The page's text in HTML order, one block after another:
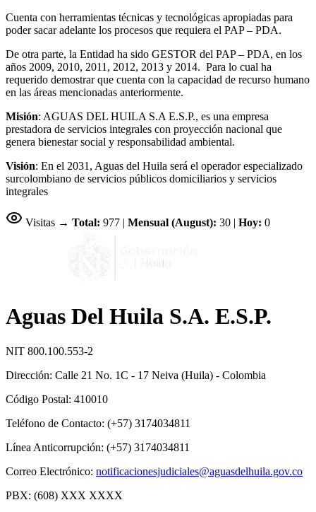
Cuenta con herramientas técnicas y tecnológicas apropiadas para
poder sacar adelante los procesos que requiera el PAP – PDA.
De otra parte, la Entidad ha sido GESTOR del PAP – PDA, en los
años 2009, 2010, 2011, 2012, 2013 y 2014. Para lo cual ha
requerido demostrar que cuenta con la capacidad de recurso humano
en las áreas mencionadas anteriormente.
Misión: AGUAS DEL HUILA S.A E.S.P., es una empresa
prestadora de servicios integrales con proyección nacional que
genera bienestar social y responsabilidad ambiental.
Visión: En el 2031, Aguas del Huila será el operador especializado
surcolombiano de servicios públicos domiciliarios y servicios
integrales
Visitas → Total: 977 | Mensual (August): 30 | Hoy: 0
Aguas Del Huila S.A. E.S.P.
NIT 800.100.553-2
Dirección: Calle 21 No. 1C - 17 Neiva (Huila) - Colombia
Código Postal: 410010
Teléfono de Contacto: (+57) 3174034811
Línea Anticorrupción: (+57) 3174034811
Correo Electrónico: notificacionesjudiciales@aguasdelhuila.gov.co
PBX: (608) XXX XXXX